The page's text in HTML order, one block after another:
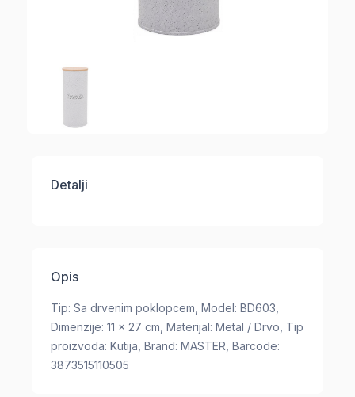
Detalji
Opis
Tip: Sa drvenim poklopcem, Model: BD603,
Dimenzije: 11 x 27 cm, Materijal: Metal / Drvo, Tip
proizvoda: Kutija, Brand: MASTER, Barcode:
3873515110505